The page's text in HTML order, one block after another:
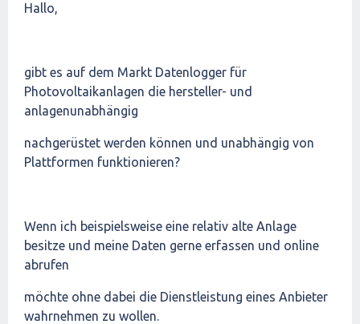
Hallo,
gibt es auf dem Markt Datenlogger für
Photovoltaikanlagen die hersteller- und
anlagenunabhängig
nachgerüstet werden können und unabhängig von
Plattformen funktionieren?
Wenn ich beispielsweise eine relativ alte Anlage
besitze und meine Daten gerne erfassen und online
abrufen
möchte ohne dabei die Dienstleistung eines Anbieter
wahrnehmen zu wollen.